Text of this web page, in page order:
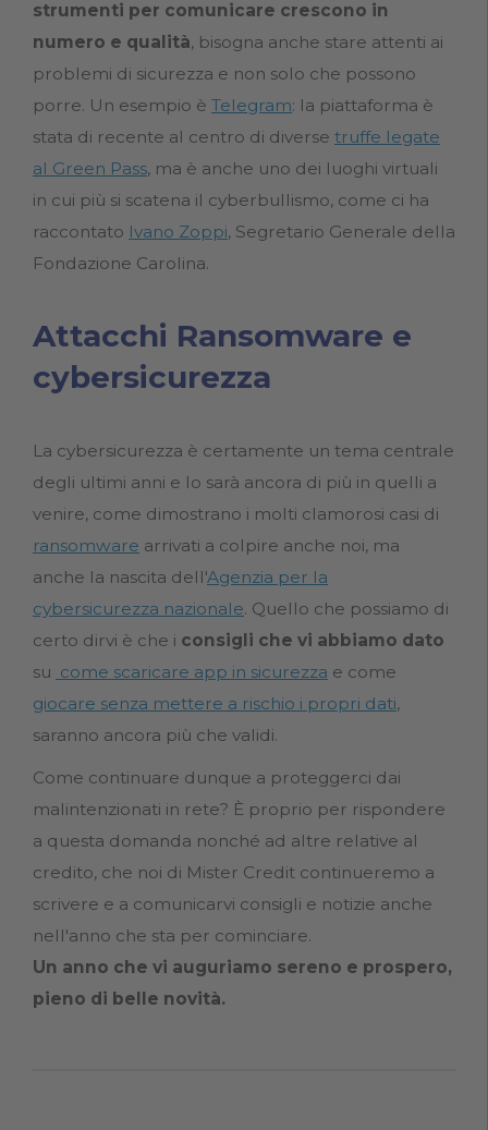
strumenti per comunicare crescono in
numero e qualità, bisogna anche stare attenti ai
problemi di sicurezza e non solo che possono
porre. Un esempio è Telegram: la piattaforma è
stata di recente al centro di diverse truffe legate
al Green Pass, ma è anche uno dei luoghi virtuali
in cui più si scatena il cyberbullismo, come ci ha
raccontato Ivano Zoppi, Segretario Generale della
Fondazione Carolina.
Attacchi Ransomware e
cybersicurezza
La cybersicurezza è certamente un tema centrale
degli ultimi anni e lo sarà ancora di più in quelli a
venire, come dimostrano i molti clamorosi casi di
ransomware arrivati a colpire anche noi, ma
anche la nascita dell'Agenzia per la
cybersicurezza nazionale. Quello che possiamo di
certo dirvi è che i consigli che vi abbiamo dato
su come scaricare app in sicurezza e come
giocare senza mettere a rischio i propri dati,
saranno ancora più che validi.
Come continuare dunque a proteggerci dai
malintenzionati in rete? È proprio per rispondere
a questa domanda nonché ad altre relative al
credito, che noi di Mister Credit continueremo a
scrivere e a comunicarvi consigli e notizie anche
nell'anno che sta per cominciare.
Un anno che vi auguriamo sereno e prospero,
pieno di belle novità.